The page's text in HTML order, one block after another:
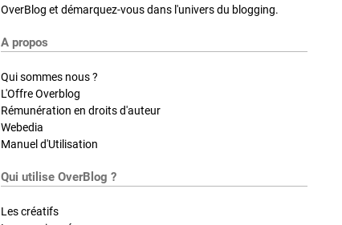
OverBlog et démarquez-vous dans l'univers du blogging.
A propos
Qui sommes nous ?
L'Offre Overblog
Rémunération en droits d'auteur
Webedia
Manuel d'Utilisation
Qui utilise OverBlog ?
Les créatifs